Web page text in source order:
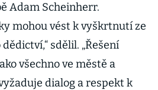
Adam Scheinherr.
mohou vést k vyškrtnutí ze
sdělil. „Řešení
všechno ve městě a
dialog a respekt k